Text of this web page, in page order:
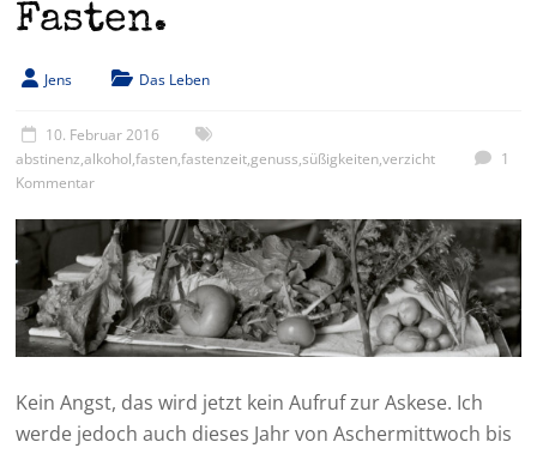
Fasten.
Jens Das Leben
10. Februar 2016
abstinenz,alkohol,fasten,fastenzeit,genuss,süßigkeiten,verzicht
1
Kommentar
Kein Angst, das wird jetzt kein Aufruf zur Askese. Ich
werde jedoch auch dieses Jahr von Aschermittwoch bis